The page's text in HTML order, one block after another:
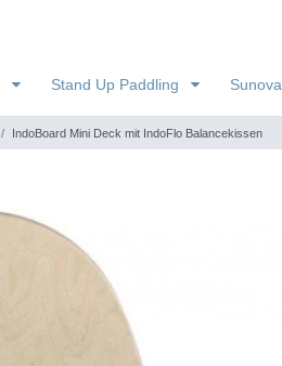
Stand Up Paddling Sunova
IndoBoard Mini Deck mit IndoFlo Balancekissen